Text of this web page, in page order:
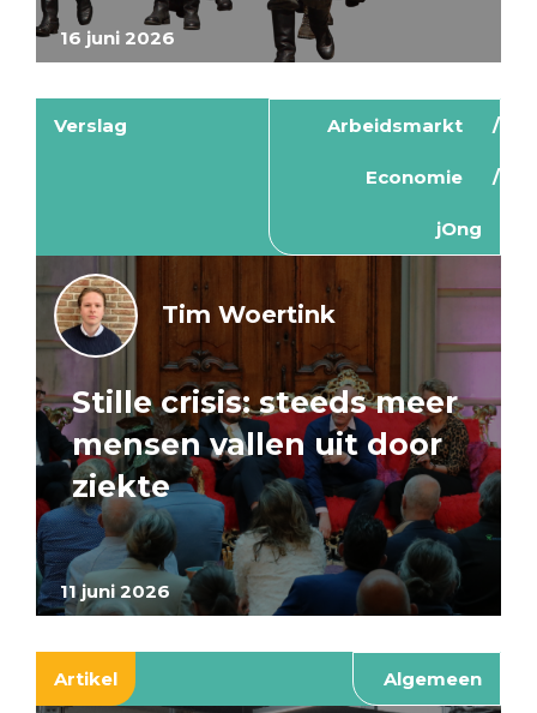
16 juni 2026
Verslag Arbeidsmarkt
Economie
jOng
11 juni 2026
Tim Woertink
Stille crisis: steeds meer
mensen vallen uit door
ziekte
Artikel Algemeen